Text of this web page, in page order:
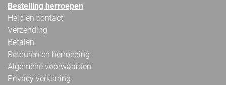
Bestelling herroepen
Help en contact
Verzending
Betalen
Retouren en herroeping
Algemene voorwaarden
Privacy verklaring